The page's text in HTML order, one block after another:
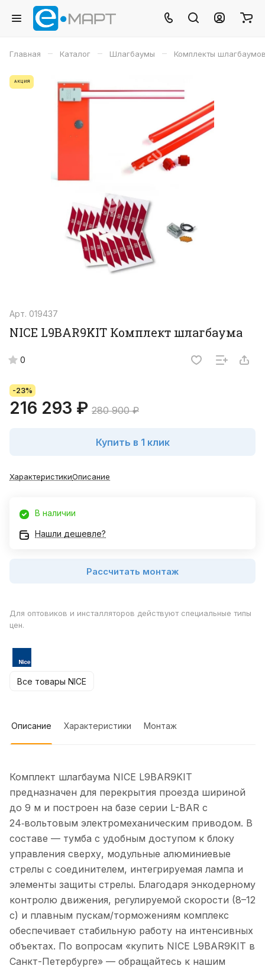
Главная – Каталог – Шлагбаумы – Комплекты
АКЦИЯ
Арт. 019437
NICE L9BAR9KIT Комплект шлагбаума
0
-23%
216 293 ₽ 280 900 ₽
Купить в 1 клик
ХарактеристикиОписание
В наличии
Нашли дешевле?
Рассчитать монтаж
Для оптовиков и инсталляторов действуют специальные типы
цен.
Все товары NICE
Описание Характеристики Монтаж
Комплект шлагбаума NICE L9BAR9KIT
предназначен для перекрытия проезда шириной
до 9 м и построен на базе серии L-BAR с
24‑вольтовым электромеханическим приводом. В
составе — тумба с удобным доступом к блоку
управления сверху, модульные алюминиевые
стрелы с соединителем, интегрируемая лампа и
элементы защиты стрелы. Благодаря энкодерному
контролю движения, регулируемой скорости (8–12
с) и плавным пускам/торможениям комплекс
обеспечивает стабильную работу на интенсивных
объектах. По вопросам «купить NICE L9BAR9KIT в
Санкт-Петербурге» — обращайтесь к нашим